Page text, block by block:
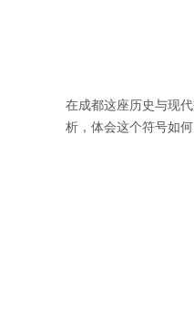
在成都这座历史与现
析，体会这个符号如